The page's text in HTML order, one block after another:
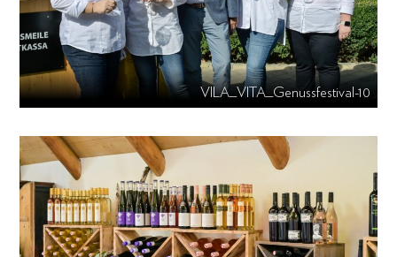
VILA_VITA_Genussfestival-10